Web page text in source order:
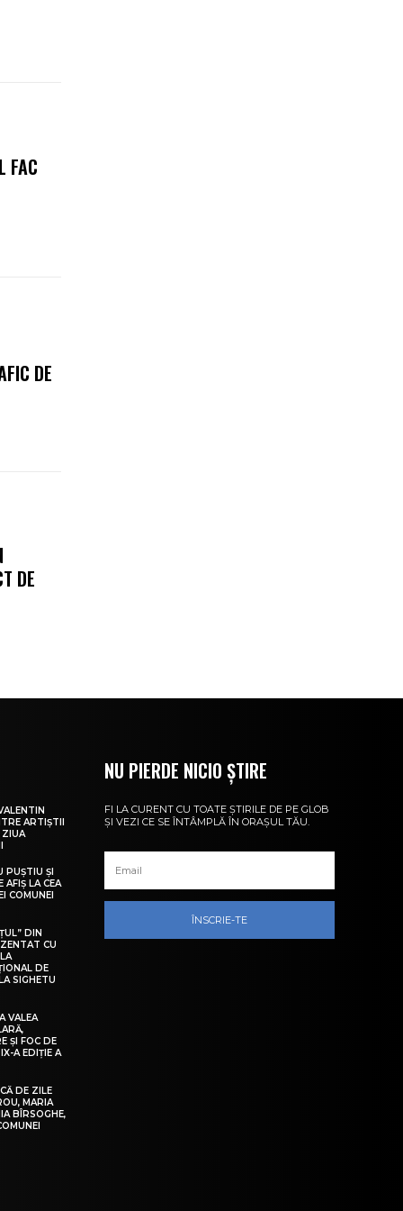
FAC
DE
DE
ARTIȘTII
ZIUA
PUȘTIU ȘI
AFIȘ LA CEA
COMUNEI
DIN
CU
DE
SIGHETU
VALEA
ȘI FOC DE
A EDIȚIE A
DE ZILE
MARIA
BÎRSOGHE,
NU PIERDE NICIO ȘTIRE
FI LA CURENT CU TOATE ȘTIRILE DE PE GLOB
ȘI VEZI CE SE ÎNTÂMPLĂ ÎN ORAȘUL TĂU.
ÎNSCRIE-TE